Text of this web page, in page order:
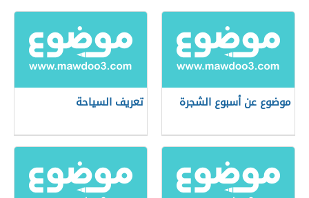
موضوع عن أسبوع الشجرة تعريف السياحة